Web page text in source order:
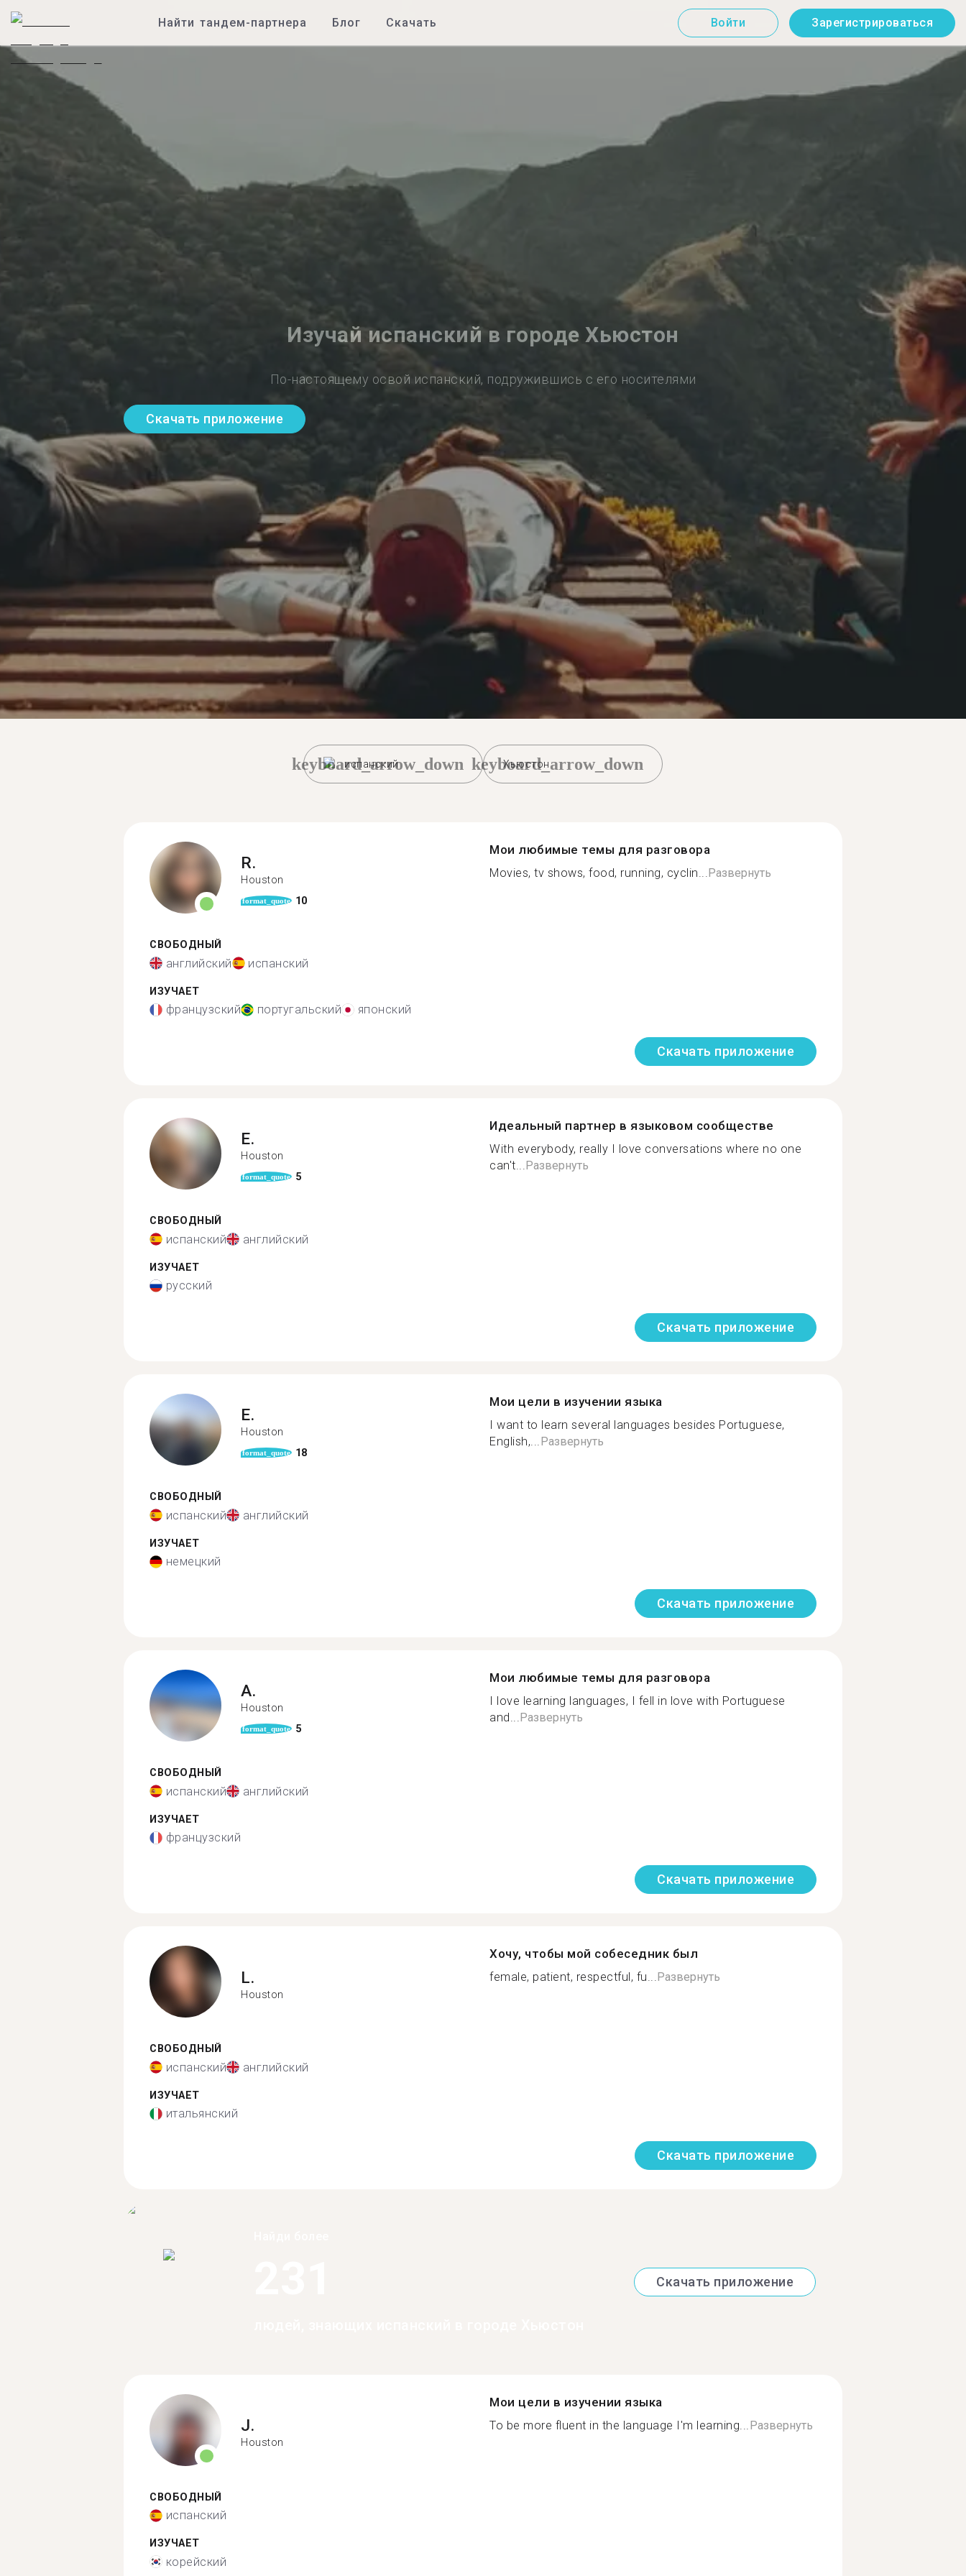
Найти тандем-партнера Блог Скачать Войти Зарегистрироваться
Изучай испанский в городе Хьюстон
По-настоящему освой испанский, подружившись с его носителями
Скачать приложение
испанский
keyboard_arrow_down Хьюстон
keyboard_arrow_down
R.
Houston
format_quote 10
СВОБОДНЫЙ
английский испанский
ИЗУЧАЕТ
французский португальский японский
Мои любимые темы для разговора
Movies, tv shows, food, running, cyclin...Развернуть
Скачать приложение
E.
Houston
format_quote 5
СВОБОДНЫЙ
испанский английский
ИЗУЧАЕТ
русский
Идеальный партнер в языковом сообществе
With everybody, really I love conversations where no one
can't...Развернуть
Скачать приложение
E.
Houston
format_quote 18
СВОБОДНЫЙ
испанский английский
ИЗУЧАЕТ
немецкий
Мои цели в изучении языка
I want to learn several languages besides Portuguese,
English,...Развернуть
Скачать приложение
A.
Houston
format_quote 5
СВОБОДНЫЙ
испанский английский
ИЗУЧАЕТ
французский
Мои любимые темы для разговора
I love learning languages, I fell in love with Portuguese
and...Развернуть
Скачать приложение
L.
Houston
СВОБОДНЫЙ
испанский английский
ИЗУЧАЕТ
итальянский
Хочу, чтобы мой собеседник был
female, patient, respectful, fu...Развернуть
Скачать приложение
Скачать приложение
J.
Houston
СВОБОДНЫЙ
испанский
ИЗУЧАЕТ
корейский
Мои цели в изучении языка
To be more fluent in the language I'm learning... Развернуть